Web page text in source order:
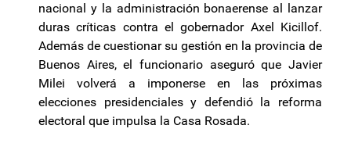
nacional y la administración bonaerense al lanzar
duras críticas contra el gobernador Axel Kicillof.
Además de cuestionar su gestión en la provincia de
Buenos Aires, el funcionario aseguró que Javier
Milei volverá a imponerse en las próximas
elecciones presidenciales y defendió la reforma
electoral que impulsa la Casa Rosada.